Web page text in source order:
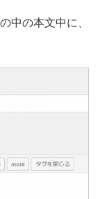
中の本文中に、